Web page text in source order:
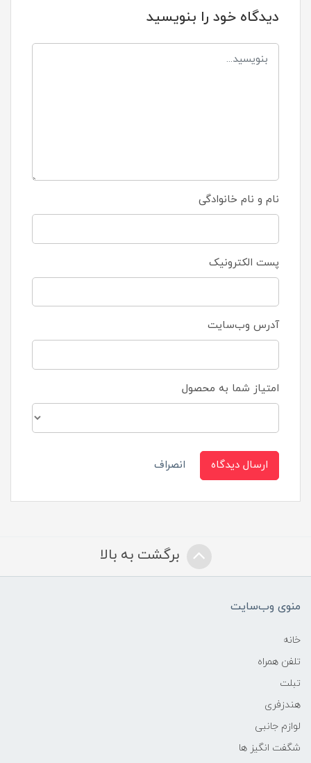
دیدگاه خود را بنویسید
نام و نام خانوادگی
پست الکترونیک
آدرس وب‌سایت
امتیاز شما به محصول
ارسال دیدگاه انصراف
برگشت به بالا
منوی وب‌سایت
خانه
تلفن همراه
تبلت
هندزفری
لوازم جانبی
شگفت انگیز ها